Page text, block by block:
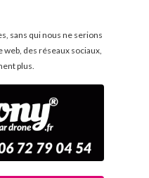
sans qui nous ne serions
web, des réseaux sociaux,
plus.